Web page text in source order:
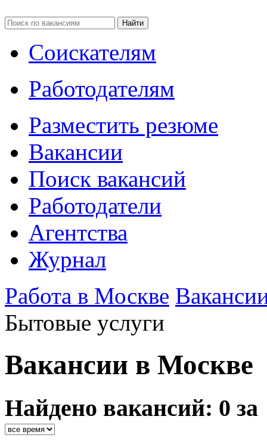
Соискателям
Работодателям
Разместить резюме
Вакансии
Поиск вакансий
Работодатели
Агентства
Журнал
Работа в Москве
Бытовые услуги
Вакансии в Москве
Найдено вакансий: 0 за